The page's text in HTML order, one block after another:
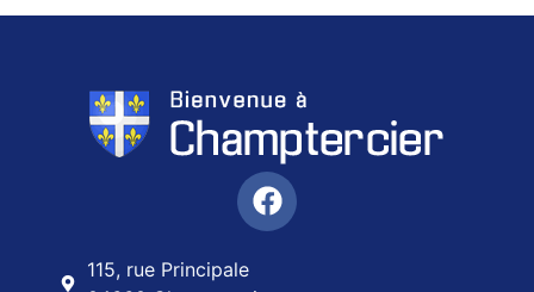
115, rue Principale